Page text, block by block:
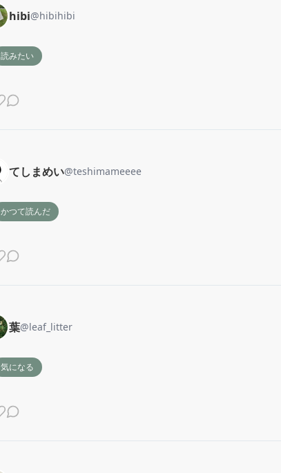
hibi@hibihibi
読みたい
てしまめい@teshimameeee
かつて読んだ
葉@leaf_litter
気になる